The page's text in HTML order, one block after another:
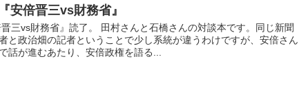
安倍晋三vs財務省』
三vs財務省』読了。 田村さんと石橋さんの対談本です。同じ新聞
と政治畑の記者ということで少し系統が違うわけですが、安倍さん
話が進むあたり、安倍政権を語る...